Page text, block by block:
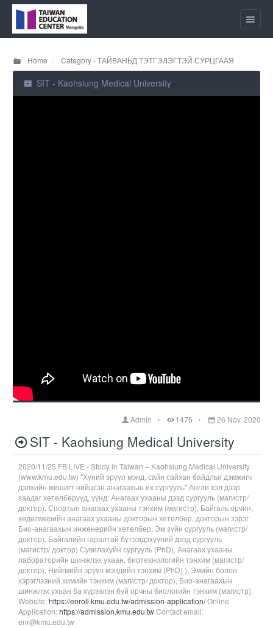
Home Category - ТАЙВАНЬД ТЭТГЭЛЭГТЭЙ СУРЦГААЯ
SIT - Kaohsiung Medical University
Admin 1475 26 Nov, 2020
SIT - Kaohsiung Medical University
2020/11/25 FB LIVE - Study in Taiwan – Kaohsiung Medical University
(www.kmu.edu.tw) "Хүний эрүүл мэнд, сайн сайхан байдлыг дэмжигч
дэлхийн жишигт нийцсэн анагаахын их сургууль" Англи хэл дээр
заадаг хөтөлбөрүүд, үүнд: Анагаах ухааны дээд сургууль (магистр/
доктор), Спортын анагаах ухааны тэнхим (магистр), Байгаль орчин,
хөдөлмөрийн анагаах ухааны докторын хөтөлбөр, докторын зэрэг
Био-анагаахын инженерийн хөтөлбөр, Эм зүйн сургууль (магистр/
доктор), Байгалийн гаралтай бүтээгдэхүүний дээд сургууль
(магистр/ доктор) Сувилахуйн сургууль (PhD), Анагаах ухааны
лабораторийн шинжлэх ухаан, биотехнологийн тэнхим (магистр/
доктор), Нийгмийн эрүүл мэндийн тэнхим (PhD) ), Эмийн болон
хэрэглээний химийн тэнхим (магистр/ доктор), Био-анагаахын
шинжлэх ухаан ба хүрээлэн буй орчны биологийн тэнхим (магистр).
Website:https://enroll.kmu.edu.tw/admission-application/Online
Application:https://admission.kmu.edu.twContact email:
enr@kmu.edu.tw